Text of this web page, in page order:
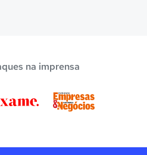
na imprensa